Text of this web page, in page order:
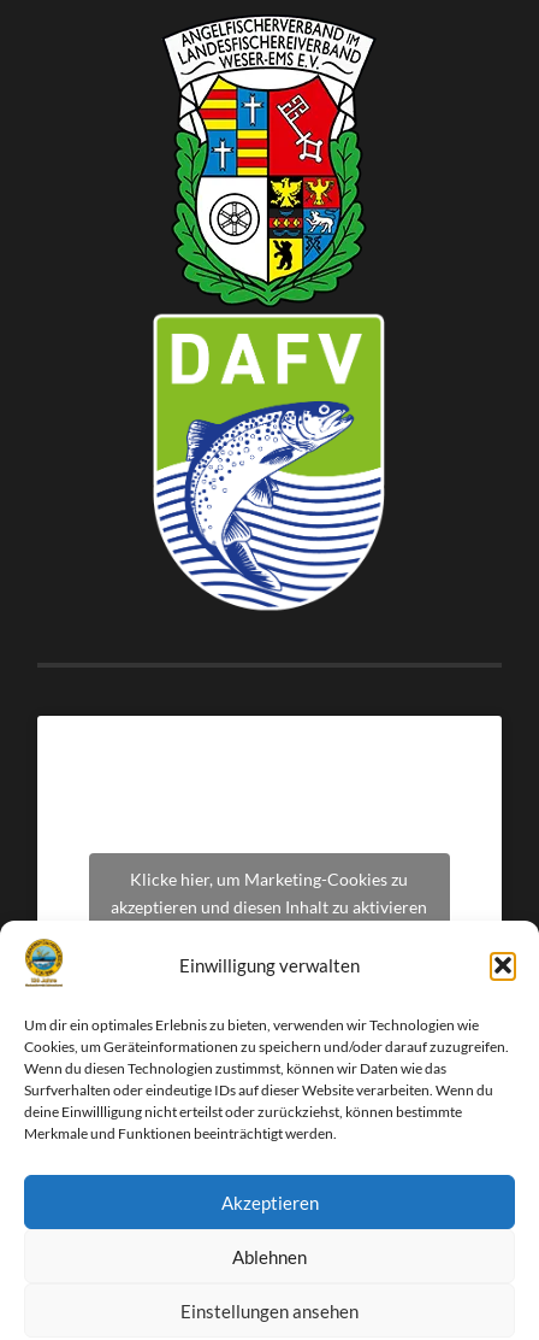
Einwilligung verwalten
Um dir ein optimales Erlebnis zu bieten, verwenden wir Technologien wie
Cookies, um Geräteinformationen zu speichern und/oder darauf zuzugreifen.
Wenn du diesen Technologien zustimmst, können wir Daten wie das
Surfverhalten oder eindeutige IDs auf dieser Website verarbeiten. Wenn du
deine Einwillligung nicht erteilst oder zurückziehst, können bestimmte
Merkmale und Funktionen beeinträchtigt werden.
Akzeptieren
Ablehnen
Einstellungen ansehen
Klicke hier, um Marketing-Cookies zu
akzeptieren und diesen Inhalt zu aktivieren
Facebook
Instagram
FISCHEREIVEREIN DELMENHORST E. V. VON